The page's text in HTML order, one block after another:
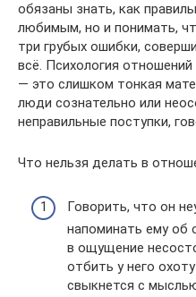
обязаны знать, как
любимым, но и понимать,
три грубых ошибки,
всё. Психология
— это слишком тонкая
люди сознательно или
неправильные поступки,
Что нельзя делать в
Говорить, что он
напоминать ему об
в ощущение
отбить у него
свыкнется с